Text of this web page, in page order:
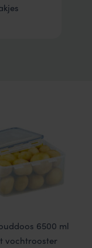
6500 ml
vochtrooster